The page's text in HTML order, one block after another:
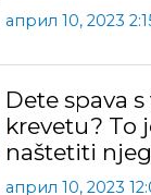
април 10, 2023
Dete spava
krevetu? To
naštetiti
април 10, 2023